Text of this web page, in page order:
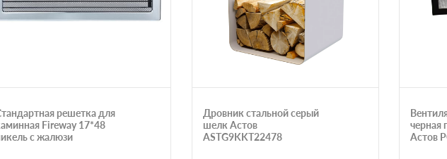
решетка для
Fireway 17*48
с жалюзи
Дровник стальной серый
шелк Астов
ASTG9KKT22478
черная
Астов